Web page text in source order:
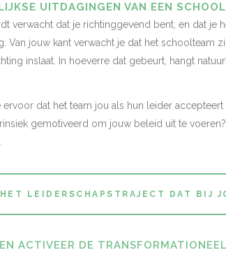
UITDAGINGEN VAN EEN
verwacht dat je richtinggevend bent, en dat je
Van jouw kant verwacht je dat het schoolteam
inslaat. In hoeverre dat gebeurt, hangt
ervoor dat het team jou als hun leider
gemotiveerd om jouw beleid uit te
LEIDERSCHAPSTRAJECT DAT BIJ
ACTIVEER DE